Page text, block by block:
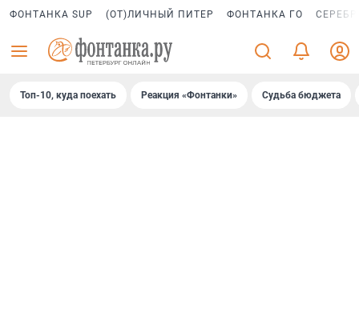
ФОНТАНКА SUP (ОТ)ЛИЧНЫЙ ПИТЕР ФОНТАНКА ГО
Топ-10, куда поехать Реакция «Фонтанки» Судьба бюджета